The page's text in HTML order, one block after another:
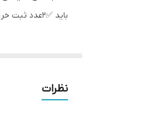
باید ✅2عدد ثبت خرید براید با سایز بندی 37تا40و 41تا44 بعد از خرید سایز و رنگ دلخواه پیام به غرفه دار یا در توضیحات خرید درج کنید
نظرات